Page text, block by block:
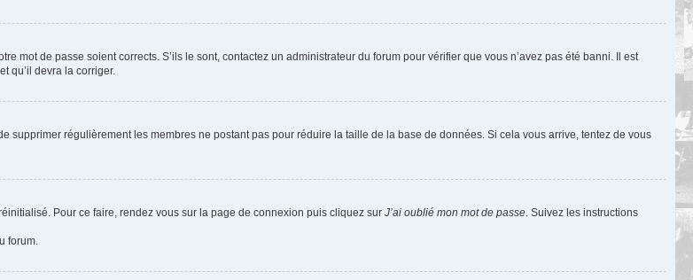
mot de passe soient corrects. S’ils le sont, contactez un administrateur du forum pour vérifier que vous n’avez pas été banni. Il est
qu’il devra la corriger.
supprimer régulièrement les membres ne postant pas pour réduire la taille de la base de données. Si cela vous arrive, tentez de vous
Pour ce faire, rendez vous sur la page de connexion puis cliquez sur J’ai oublié mon mot de passe. Suivez les instructions
forum.